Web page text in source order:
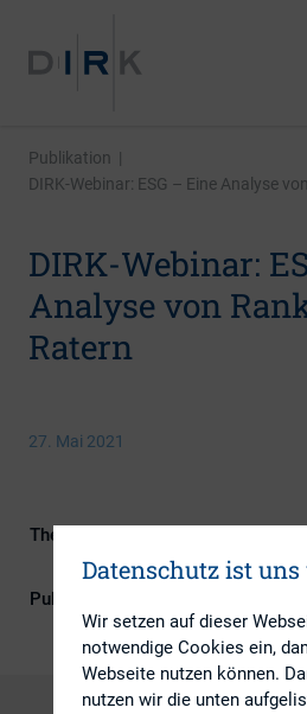
Publikation |
DIRK-Webinar: ESG – Eine Analyse
DIRK-Webinar:
Analyse von
Ratern
27. Mai 2021
Themengebiete
Publikationsform
Datenschutz ist
Wir setzen auf dieser
notwendige Cookies ein,
Webseite nutzen können.
nutzen wir die unten